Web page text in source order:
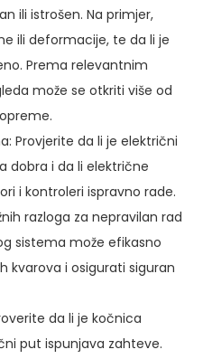
ili istrošen. Na primjer,
ili deformacije, te da li je
Prema relevantnim
može se otkriti više od
Provjerite da li je električni
dobra i da li električne
i kontroleri ispravno rade.
razloga za nepravilan rad
sistema može efikasno
kvarova i osigurati siguran
da li je kočnica
put ispunjava zahteve.